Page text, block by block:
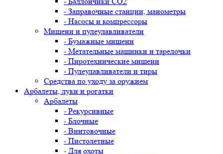
- Заправочные станции, манометры
- Насосы и компрессоры
Мишени и пулеулавливатели
- Бумажные мишени
- Метательные машинки и тарелочки
- Пиротехнические мишени
- Пулеулавливатели и тиры
Средства по уходу за оружием
Арбалеты, луки и рогатки
Арбалеты
- Рекурсивные
- Блочные
- Винтовочные
- Пистолетные
- Для охоты